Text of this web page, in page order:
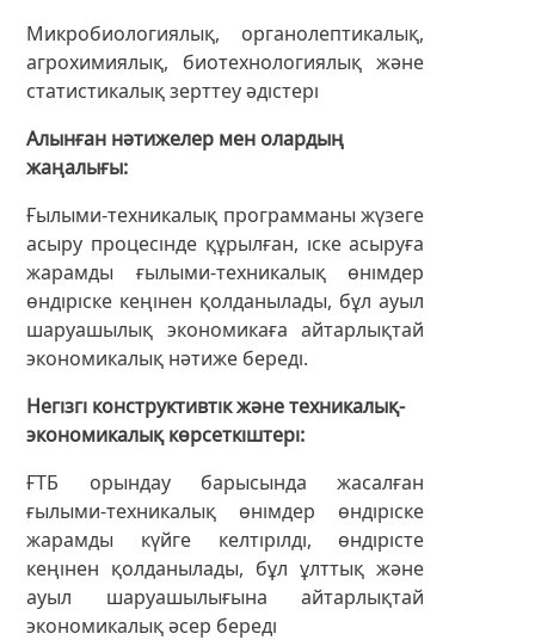
Микробиологиялық, органолептикалық,
агрохимиялық, биотехнологиялық және
статистикалық зерттеу әдістері
Алынған нәтижелер мен олардың
жаңалығы
Ғылыми-техникалық программаны жүзеге
асыру процесінде құрылған, іске асыруға
жарамды ғылыми-техникалық өнімдер
өндіріске кеңінен қолданылады, бұл ауыл
шаруашылық экономикаға айтарлықтай
экономикалық нәтиже береді.
Негізгі конструктивтік және техникалық-
экономикалық көрсеткіштері
ҒТБ орындау барысында жасалған
ғылыми-техникалық өнімдер өндіріске
жарамды күйге келтірілді, өндірісте
кеңінен қолданылады, бұл ұлттық және
ауыл шаруашылығына айтарлықтай
экономикалық әсер береді